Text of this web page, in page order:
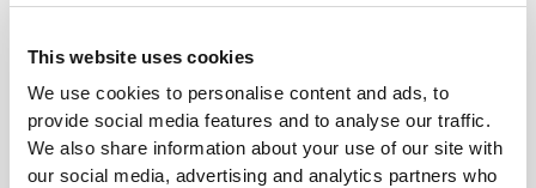
This website uses cookies
We use cookies to personalise content and ads, to
provide social media features and to analyse our traffic.
We also share information about your use of our site with
our social media, advertising and analytics partners who